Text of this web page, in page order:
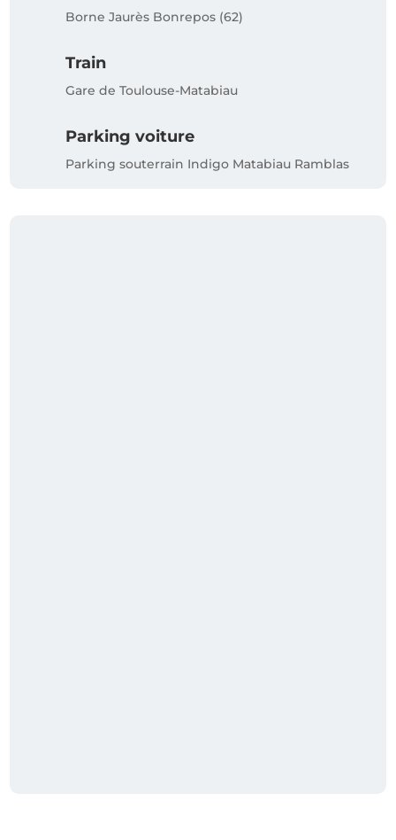
Borne Jaurès Bonrepos (62)
Train
Gare de Toulouse-Matabiau
Parking voiture
Parking souterrain Indigo Matabiau Ramblas